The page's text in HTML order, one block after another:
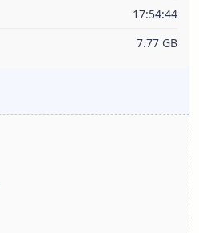
17:54:44
7.77 GB